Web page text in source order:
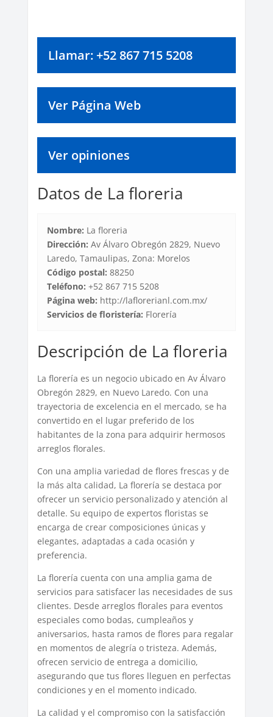
Llamar: +52 867 715 5208
Ver Página Web
Ver opiniones
Datos de La floreria
Nombre: La floreria
Dirección: Av Álvaro Obregón 2829, Nuevo
Laredo, Tamaulipas, Zona: Morelos
Código postal: 88250
Teléfono: +52 867 715 5208
Página web: http://laflorerianl.com.mx/
Servicios de floristería: Florería
Descripción de La floreria
La florería es un negocio ubicado en Av Álvaro
Obregón 2829, en Nuevo Laredo. Con una
trayectoria de excelencia en el mercado, se ha
convertido en el lugar preferido de los
habitantes de la zona para adquirir hermosos
arreglos florales.
Con una amplia variedad de flores frescas y de
la más alta calidad, La florería se destaca por
ofrecer un servicio personalizado y atención al
detalle. Su equipo de expertos floristas se
encarga de crear composiciones únicas y
elegantes, adaptadas a cada ocasión y
preferencia.
La florería cuenta con una amplia gama de
servicios para satisfacer las necesidades de sus
clientes. Desde arreglos florales para eventos
especiales como bodas, cumpleaños y
aniversarios, hasta ramos de flores para regalar
en momentos de alegría o tristeza. Además,
ofrecen servicio de entrega a domicilio,
asegurando que tus flores lleguen en perfectas
condiciones y en el momento indicado.
La calidad y el compromiso con la satisfacción